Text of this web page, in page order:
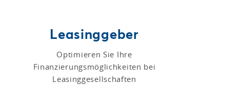
Leasinggeber
Optimieren Sie Ihre
Finanzierungsmöglichkeiten bei
Leasinggesellschaften